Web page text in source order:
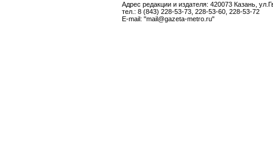
Адрес редакции и издателя: 420073 Казань,
тел.: 8 (843) 228-53-73, 228-53-60, 228-53-72
E-mail: "mail@gazeta-metro.ru"